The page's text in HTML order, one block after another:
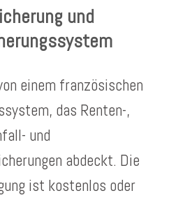
und
einem französischen
das Renten-,
und
abdeckt. Die
ist kostenlos oder